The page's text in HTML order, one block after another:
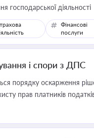
господарської діяльності
Фінансові
послуги
і спори з ДПС
порядку оскарження
прав платників